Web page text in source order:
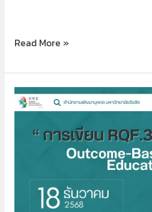
Read More »
การ
เขียน
RQF.3